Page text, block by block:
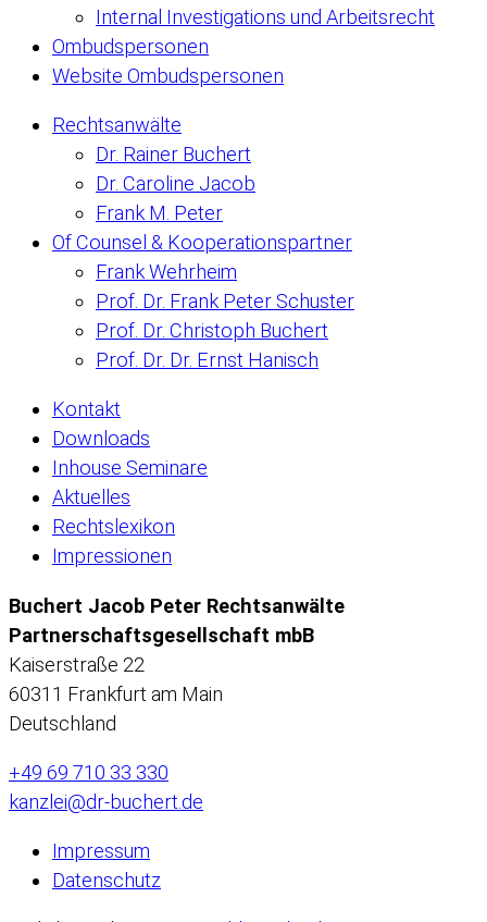
Internal Investigations und Arbeitsrecht
Ombudspersonen
Website Ombudspersonen
Rechtsanwälte
Dr. Rainer Buchert
Dr. Caroline Jacob
Frank M. Peter
Of Counsel & Kooperationspartner
Frank Wehrheim
Prof. Dr. Frank Peter Schuster
Prof. Dr. Christoph Buchert
Prof. Dr. Dr. Ernst Hanisch
Kontakt
Downloads
Inhouse Seminare
Aktuelles
Rechtslexikon
Impressionen
Buchert Jacob Peter Rechtsanwälte
Partnerschaftsgesellschaft mbB
Kaiserstraße 22
60311 Frankfurt am Main
Deutschland
+49 69 710 33 330
kanzlei@dr-buchert.de
Impressum
Datenschutz